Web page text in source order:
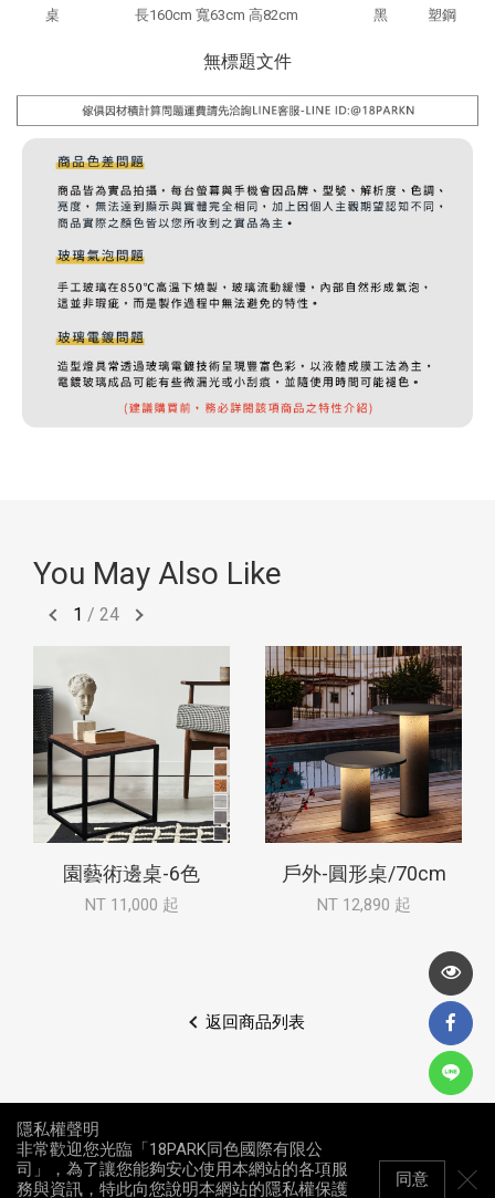
桌 長160cm 寬63cm 高82cm 黑 塑鋼
無標題文件
You May Also Like
1 / 24
園藝術邊桌-6色
NT 11,000 起
戶外-圓形桌/70cm
NT 12,890 起
返回商品列表
隱私權聲明
非常歡迎您光臨「18PARK同色國際有限公
司」，為了讓您能夠安心使用本網站的各項服
務與資訊，特此向您說明本網站的隱私權保護
同意